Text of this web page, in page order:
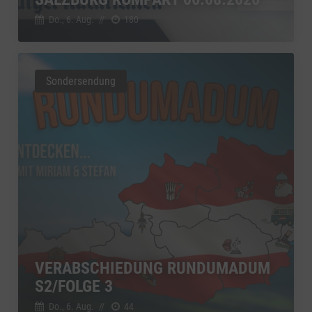
Do., 6. Aug. // 180
VERABSCHIEDUNG RUNDUMADUM
S2/FOLGE 3
Do., 6. Aug. // 44
Sondersendung
Google Ireland Limited, Irland